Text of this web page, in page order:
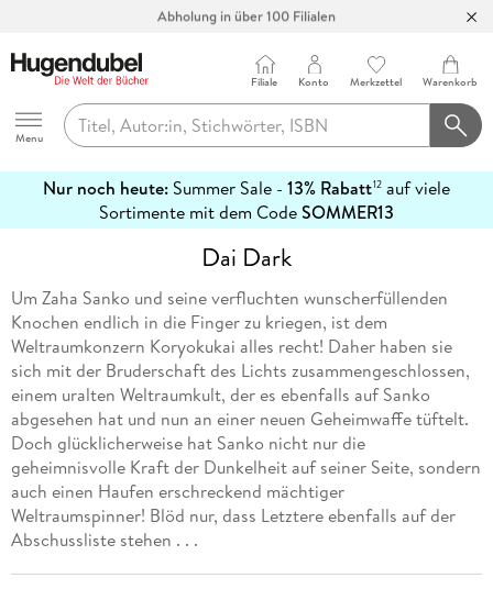
Abholung in über 100 Filialen
Hugendubel
Menu
Filiale Konto Merkzettel Warenkorb
Nur noch heute: Summer Sale - 13% Rabatt12 auf viele
Sortimente mit dem CodeSOMMER13
erfahren
Dai Dark
Um Zaha Sanko und seine verfluchten wunscherfüllenden
Knochen endlich in die Finger zu kriegen, ist dem
Weltraumkonzern Koryokukai alles recht! Daher haben sie
sich mit der Bruderschaft des Lichts zusammengeschlossen,
einem uralten Weltraumkult, der es ebenfalls auf Sanko
abgesehen hat und nun an einer neuen Geheimwaffe tüftelt.
Doch glücklicherweise hat Sanko nicht nur die
geheimnisvolle Kraft der Dunkelheit auf seiner Seite, sondern
auch einen Haufen erschreckend mächtiger
Weltraumspinner! Blöd nur, dass Letztere ebenfalls auf der
Abschussliste stehen . . .